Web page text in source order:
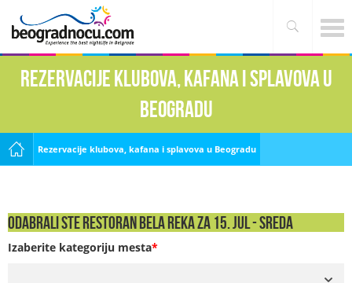
Rezervacije klubova, kafana i splavova u
Beogradu
Rezervacije klubova, kafana i splavova u Beogradu
Odabrali ste Restoran Bela Reka za 15. Jul - SREDA
Izaberite kategoriju mesta*